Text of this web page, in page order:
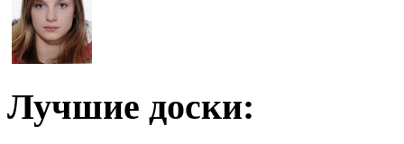
Лучшие доски: